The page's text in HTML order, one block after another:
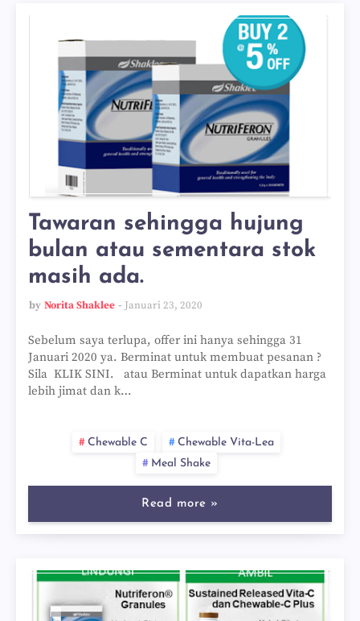
Tawaran sehingga hujung
bulan atau sementara stok
masih ada.
by Norita Shaklee Januari 23, 2020
Sebelum saya terlupa, offer ini hanya sehingga 31
Januari 2020 ya. Berminat untuk membuat pesanan ?
Sila KLIK SINI. atau Berminat untuk dapatkan harga
lebih jimat dan k…
Chewable C
Chewable Vita-Lea
Meal Shake
Read more »